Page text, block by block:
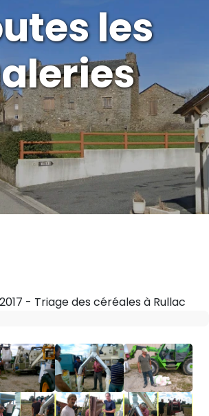
les
- Triage des céréales à Rullac